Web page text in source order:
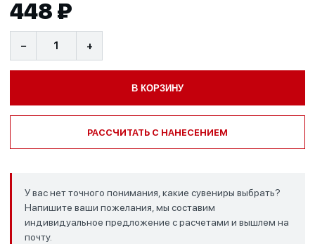
448 ₽
− +
В КОРЗИНУ
РАССЧИТАТЬ С НАНЕСЕНИЕМ
У вас нет точного понимания, какие сувениры выбрать?
Напишите ваши пожелания, мы составим
индивидуальное предложение с расчетами и вышлем на
почту.